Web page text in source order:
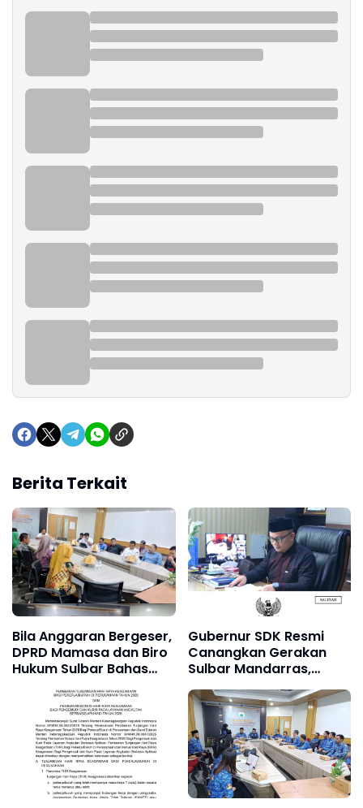
Berita Terkait
Bila Anggaran Bergeser,
DPRD Mamasa dan Biro
Hukum Sulbar Bahas
Kepastian Hukum
Gubernur SDK Resmi
Canangkan Gerakan
Sulbar Mandarras,
Bangun Ekosistem Baca